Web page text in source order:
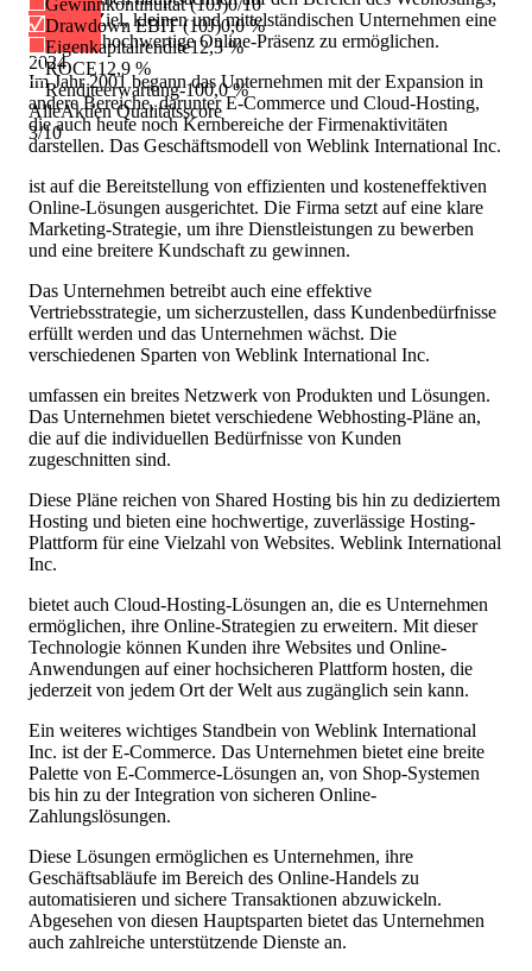
2024
Gewinnkontinuität (10J)0/10
Drawdown EBIT (10J)0,0 %
Eigenkapitalrendite12,3 %
ROCE12,9 %
Renditeerwartung-100,0 %
AlleAktien Qualitätsscore
3/10
mit dem Ziel, kleinen und mittelständischen Unternehmen eine
qualitativ hochwertige Online-Präsenz zu ermöglichen.
Im Jahr 2001 begann das Unternehmen mit der Expansion in
andere Bereiche, darunter E-Commerce und Cloud-Hosting,
die auch heute noch Kernbereiche der Firmenaktivitäten
darstellen. Das Geschäftsmodell von Weblink International Inc.
ist auf die Bereitstellung von effizienten und kosteneffektiven
Online-Lösungen ausgerichtet. Die Firma setzt auf eine klare
Marketing-Strategie, um ihre Dienstleistungen zu bewerben
und eine breitere Kundschaft zu gewinnen.
Das Unternehmen betreibt auch eine effektive
Vertriebsstrategie, um sicherzustellen, dass Kundenbedürfnisse
erfüllt werden und das Unternehmen wächst. Die
verschiedenen Sparten von Weblink International Inc.
umfassen ein breites Netzwerk von Produkten und Lösungen.
Das Unternehmen bietet verschiedene Webhosting-Pläne an,
die auf die individuellen Bedürfnisse von Kunden
zugeschnitten sind.
Diese Pläne reichen von Shared Hosting bis hin zu dediziertem
Hosting und bieten eine hochwertige, zuverlässige Hosting-
Plattform für eine Vielzahl von Websites. Weblink International
Inc.
bietet auch Cloud-Hosting-Lösungen an, die es Unternehmen
ermöglichen, ihre Online-Strategien zu erweitern. Mit dieser
Technologie können Kunden ihre Websites und Online-
Anwendungen auf einer hochsicheren Plattform hosten, die
jederzeit von jedem Ort der Welt aus zugänglich sein kann.
Ein weiteres wichtiges Standbein von Weblink International
Inc. ist der E-Commerce. Das Unternehmen bietet eine breite
Palette von E-Commerce-Lösungen an, von Shop-Systemen
bis hin zu der Integration von sicheren Online-
Zahlungslösungen.
Diese Lösungen ermöglichen es Unternehmen, ihre
Geschäftsabläufe im Bereich des Online-Handels zu
automatisieren und sichere Transaktionen abzuwickeln.
Abgesehen von diesen Hauptsparten bietet das Unternehmen
auch zahlreiche unterstützende Dienste an.